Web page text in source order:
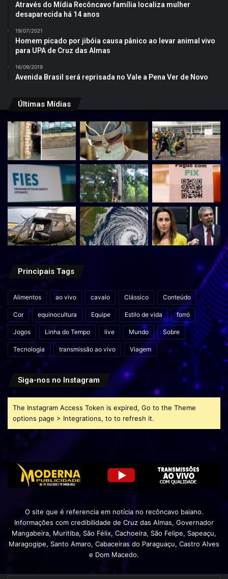
Através do Mídia Recôncavo família localiza mulher
desaparecida há 14 anos
19/07/2021
Homem picado por jibóia causa pânico ao levar animal vivo
para UPA de Cruz das Almas
16/09/2019
Avenida Brasil será reprisada no Vale a Pena Ver de Novo
Últimas Mídias
Principais Tags
Alimentos ao vivo cavalo Clássico Conteúdo
Cor equinocultura Equipe Estilo de vida forró
Jogos Linha do Tempo live Mundo Sobre
Tecnologia transmissão ao vivo Viagem
Siga-nos no Instagram
The Instagram Access Token is expired, Go to the Theme
options page > Integrations, to to refresh it.
O site que é referencia em notícia no recôncavo baiano.
Informações com credibilidade de Cruz das Almas, Governador
Mangabeira, Muritiba, São Félix, Cachoeira, São Felipe, Sapeaçu,
Maragogipe, Santo Amaro, Cabaceiras do Paraguaçu, Castro Alves
e Dom Macedo.